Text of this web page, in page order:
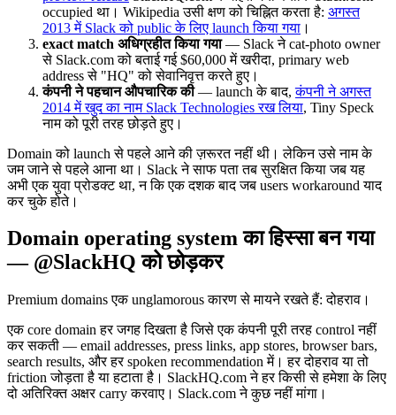
occupied था। Wikipedia उसी क्षण को चिह्नित करता है: अगस्त
2013 में Slack को public के लिए launch किया गया ।
exact match अधिग्रहीत किया गया— Slack ने cat-photo owner
से Slack.com को बताई गई $60,000 में खरीदा, primary web
address से "HQ" को सेवानिवृत्त करते हुए।
कंपनी ने पहचान औपचारिक की— launch के बाद,कंपनी ने अगस्त
2014 में खुद का नाम Slack Technologies रख लिया, Tiny Speck
नाम को पूरी तरह छोड़ते हुए।
Domain को launch से पहले आने की ज़रूरत नहीं थी। लेकिन उसे नाम के
जम जाने से पहले आना था। Slack ने साफ पता तब सुरक्षित किया जब यह
अभी एक युवा प्रोडक्ट था, न कि एक दशक बाद जब users workaround याद
कर चुके होते।
Domain operating system का हिस्सा बन गया
— @SlackHQ को छोड़कर
Premium domains एक unglamorous कारण से मायने रखते हैं: दोहराव।
एक core domain हर जगह दिखता है जिसे एक कंपनी पूरी तरह control नहीं
कर सकती — email addresses, press links, app stores, browser bars,
search results, और हर spoken recommendation में। हर दोहराव या तो
friction जोड़ता है या हटाता है। SlackHQ.com ने हर किसी से हमेशा के लिए
दो अतिरिक्त अक्षर carry करवाए। Slack.com ने कुछ नहीं मांगा।